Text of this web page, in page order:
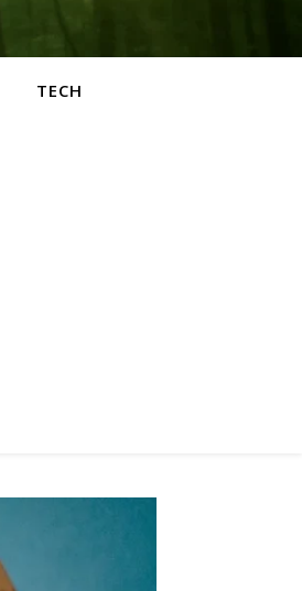
TECH